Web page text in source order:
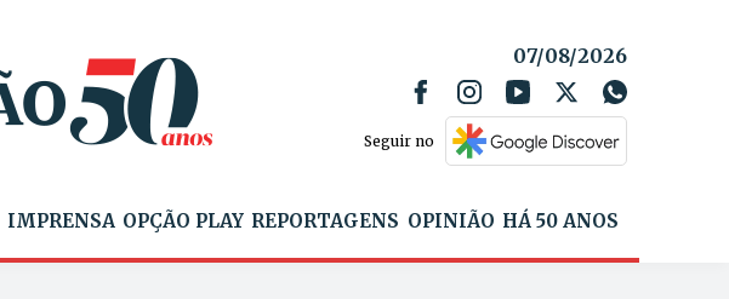
07/08/2026
Seguir no
IMPRENSA OPÇÃO PLAY REPORTAGENS OPINIÃO HÁ 50 ANOS